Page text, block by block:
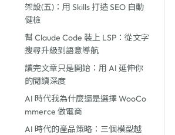
架設(五)：用 Skills 打造 SEO 自動
健檢
幫 Claude Code 裝上 LSP：從文字
搜尋升級到語意導航
讀完文章只是開始：用 AI 延伸你
的閱讀深度
AI 時代我為什麼還是選擇 WooCo
mmerce 做電商
AI 時代的產品策略：三個模型越